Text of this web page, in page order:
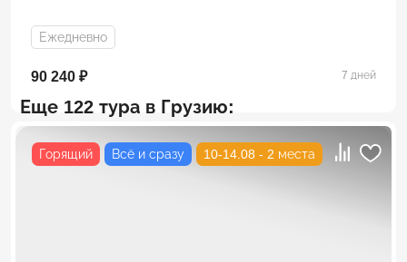
Ежедневно
90 240 ₽ 7 дней
Еще 122 тура в Грузию:
Горящий Всё и сразу 10-14.08 - 2 места